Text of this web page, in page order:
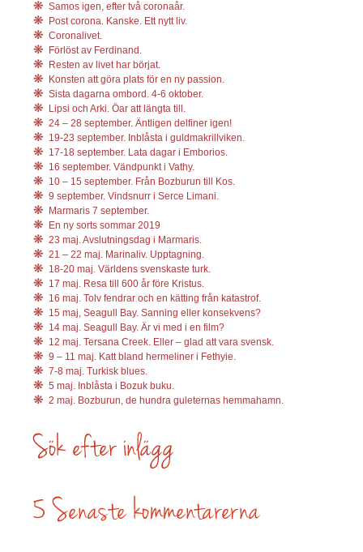
Samos igen, efter två coronaår.
Post corona. Kanske. Ett nytt liv.
Coronalivet.
Förlöst av Ferdinand.
Resten av livet har börjat.
Konsten att göra plats för en ny passion.
Sista dagarna ombord. 4-6 oktober.
Lipsi och Arki. Öar att längta till.
24 – 28 september. Äntligen delfiner igen!
19-23 september. Inblåsta i guldmakrillviken.
17-18 september. Lata dagar i Emborios.
16 september. Vändpunkt i Vathy.
10 – 15 september. Från Bozburun till Kos.
9 september. Vindsnurr i Serce Limani.
Marmaris 7 september.
En ny sorts sommar 2019
23 maj. Avslutningsdag i Marmaris.
21 – 22 maj. Marinaliv. Upptagning.
18-20 maj. Världens svenskaste turk.
17 maj. Resa till 600 år före Kristus.
16 maj. Tolv fendrar och en kätting från katastrof.
15 maj, Seagull Bay. Sanning eller konsekvens?
14 maj. Seagull Bay. Är vi med i en film?
12 maj. Tersana Creek. Eller – glad att vara svensk.
9 – 11 maj. Katt bland hermeliner i Fethyie.
7-8 maj. Turkisk blues.
5 maj. Inblåsta i Bozuk buku.
2 maj. Bozburun, de hundra guleternas hemmahamn.